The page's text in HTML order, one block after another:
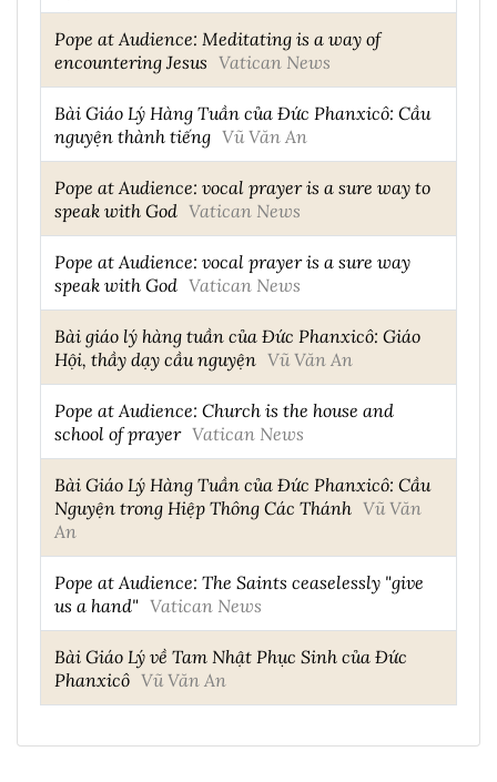
Pope at Audience: Meditating is a way of
encountering Jesus Vatican News
Bài Giáo Lý Hàng Tuần của Đức Phanxicô: Cầu
nguyện thành tiếng Vũ Văn An
Pope at Audience: vocal prayer is a sure way to
speak with God Vatican News
Pope at Audience: vocal prayer is a sure way
speak with God Vatican News
Bài giáo lý hàng tuần của Đức Phanxicô: Giáo
Hội, thầy dạy cầu nguyện Vũ Văn An
Pope at Audience: Church is the house and
school of prayer Vatican News
Bài Giáo Lý Hàng Tuần của Đức Phanxicô: Cầu
Nguyện trong Hiệp Thông Các Thánh Vũ Văn
An
Pope at Audience: The Saints ceaselessly "give
us a hand" Vatican News
Bài Giáo Lý về Tam Nhật Phục Sinh của Đức
Phanxicô Vũ Văn An